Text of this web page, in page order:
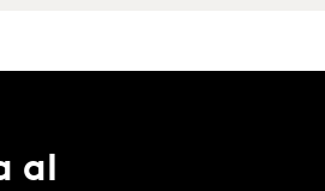
al